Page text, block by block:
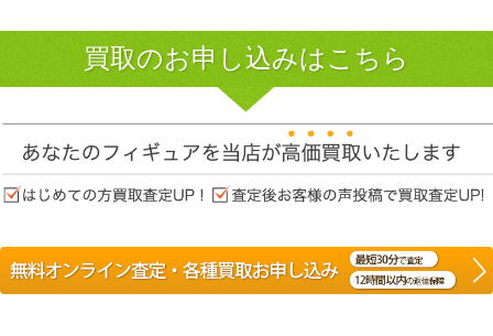
買取のお申し込みはこちら